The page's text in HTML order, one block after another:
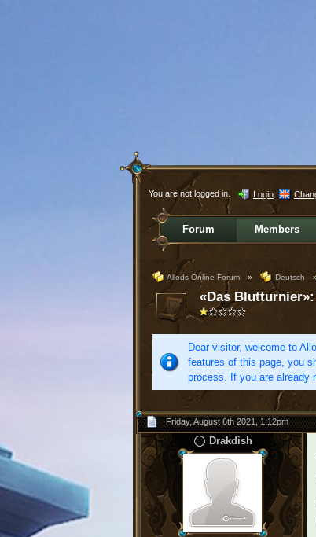
You are not logged in. Login
Forum Members
Allods Online Forum » Deutsch »
«Das
Dear visitor, welcome to
features of this page, you
process. If you are already
Friday, August 6th 2021, 1:12pm
Drakdish